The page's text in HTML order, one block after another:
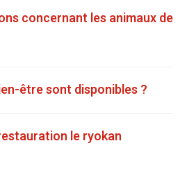
concernant les animaux de
être sont disponibles ?
le ryokan